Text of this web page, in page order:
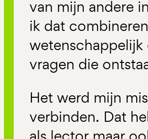
van mijn andere
ik dat
vragen die
Het werd mijn
verbinden. Dat